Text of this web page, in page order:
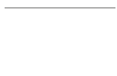
す。